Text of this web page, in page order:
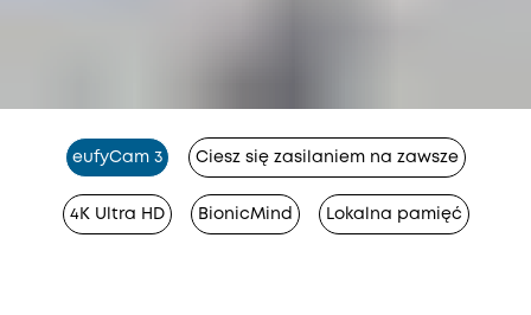
eufyCam 3 Ciesz się zasilaniem na zawsze
4K Ultra HD BionicMind Lokalna pamięć